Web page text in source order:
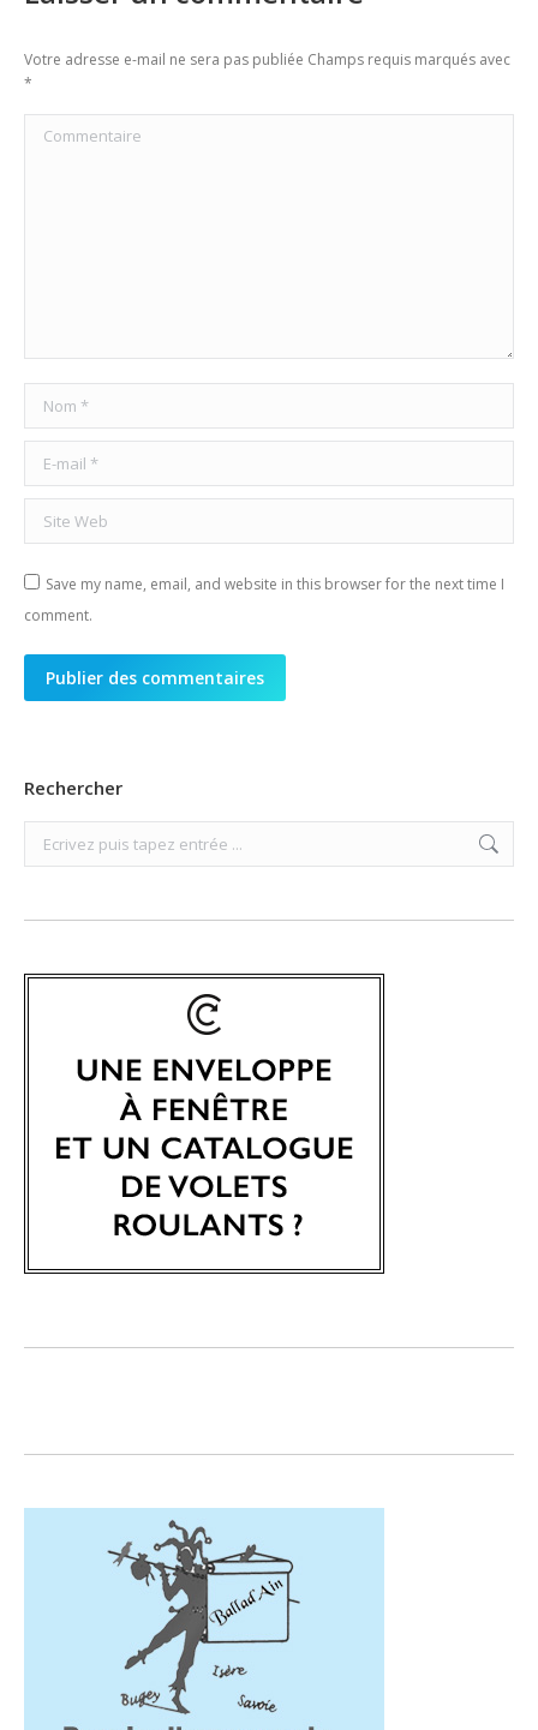
Votre adresse e-mail ne sera pas publiée Champs requis marqués avec
*
Commentaire
Nom *
E-mail *
Site Web
Save my name, email, and website in this browser for the next time I
comment.
Publier des commentaires
Rechercher
Search: